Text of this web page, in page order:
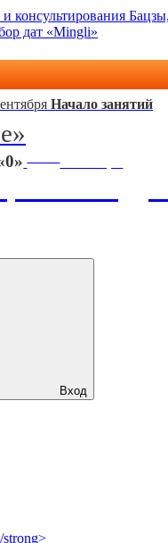
консультирования
дат «Mingli»
Начало занятий
11 ноября
Вход